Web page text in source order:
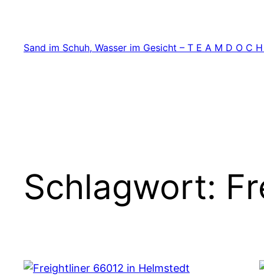
springen
Sand im Schuh, Wasser im Gesicht – T E A M D O C
Schlagwort: